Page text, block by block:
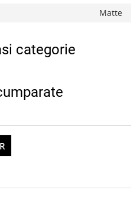
Matte
categorie